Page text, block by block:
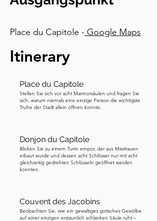
schneller auszubauen. Wohlhabende
Pierre d'Assézat errichteten prächtige
viele noch heute stehen, wie das Hôtel
d'Assézat, das Sie später auf dieser
wird oft als das Goldene Zeitalter von
Toulouse bezeichnet. Doch der Erfolg
ein billigerer und intensiverer blauer
Farbstoff aus Indien, genannt Indigo,
den Waid zu verdrängen. Gleichzeitig
schwächten Kriege und sich ändernde
zum Zusammenbruch des
Pastelhandels. Dennoch bleibt sein
Place du Capitole - Google Maps
Itinerary
Place du Capitole
Stellen Sie sich vor acht Marmorsäulen und fragen Sie
sich, warum niemals eine einzige Person die wichtigste
Truhe der Stadt allein öffnen konnte.
Donjon du Capitole
Blicken Sie zu einem Turm empor, der aus Misstrauen
erbaut wurde und dessen acht Schlösser nur mit acht
gleichzeitig gedrehten Schlüsseln geöffnet werden
konnten.
Couvent des Jacobins
Beobachten Sie, wie ein gewaltiges gotisches Gewölbe
auf einer einzigen erstaunlich schlanken Säule ruht –